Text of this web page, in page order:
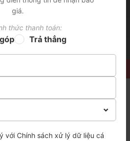
Động cơ 2NR-VEX là sự kết hợp
chế ...
CHÍNH HÃNG
giá.
thức thanh toán:
Trả thẳng
với Chính sách xử lý dữ liệu cá